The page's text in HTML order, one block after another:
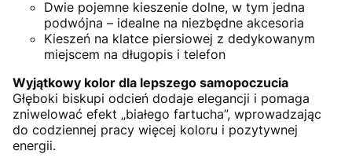
Dwie pojemne kieszenie dolne, w tym jedna
podwójna – idealne na niezbędne akcesoria
Kieszeń na klatce piersiowej z dedykowanym
miejscem na długopis i telefon
Wyjątkowy kolor dla lepszego samopoczucia
Głęboki biskupi odcień dodaje elegancji i pomaga
zniwelować efekt „białego fartucha”, wprowadzając
do codziennej pracy więcej koloru i pozytywnej
energii.